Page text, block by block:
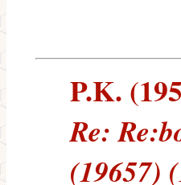
P.K.
Re:
(19657)